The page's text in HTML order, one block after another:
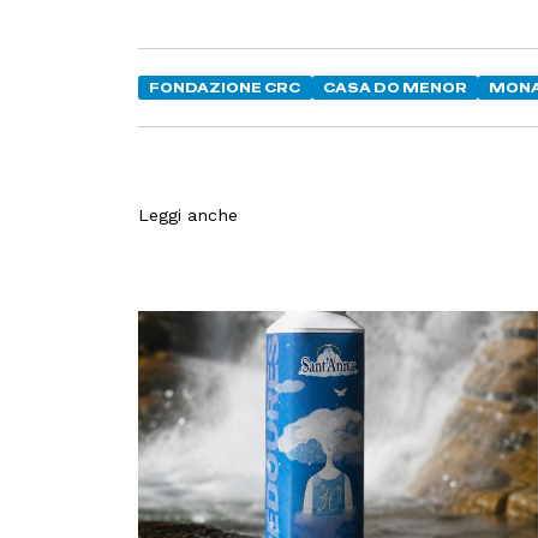
FONDAZIONE CRC CASA DO MENOR
Leggi anche